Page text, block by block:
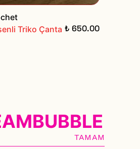
Triko Çanta ₺ 650.00
TAMAM